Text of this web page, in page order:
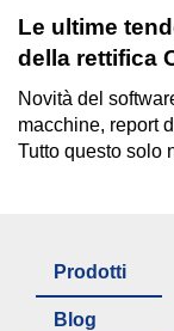
Le ultime
della rettifica
Novità del
macchine, report
Tutto questo solo
Prodotti
Blog